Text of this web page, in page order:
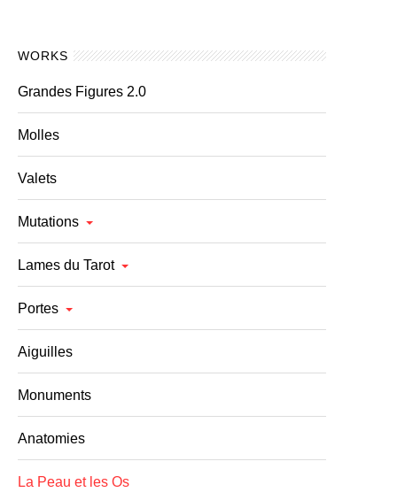
WORKS
Grandes Figures 2.0
Molles
Valets
Mutations
Lames du Tarot
Portes
Aiguilles
Monuments
Anatomies
La Peau et les Os